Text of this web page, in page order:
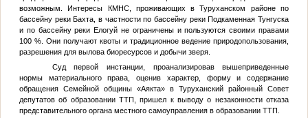
возможным. Интересы КМНС, проживающих в Туруханском районе по
бассейну реки Бахта, в частности по бассейну реки Подкаменная Тунгуска
и по бассейну реки Елогуй не ограничены и пользуются своими правами
100 %. Они получают квоты и традиционное ведение природопользования,
разрешения для вылова биоресурсов и добычи зверя.
Суд первой инстанции, проанализировав вышеприведенные
нормы материального права, оценив характер, форму и содержание
обращения Семейной общины «Аякта» в Туруханский районный Совет
депутатов об образовании ТТП, пришел к выводу о незаконности отказа
представительного органа местного самоуправления в образовании ТТП.